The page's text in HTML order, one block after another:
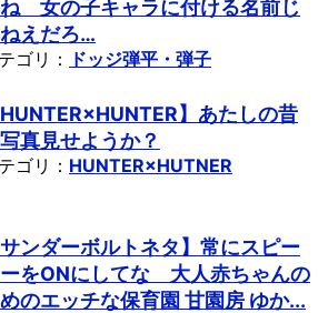
女の子キャラに付ける名前じ
えだろ…
ゴリ： ドッジ弾平・弾子
HUNTER×HUNTER】あたしの昔
真見せようか？
ゴリ： HUNTER×HUTNER
サンダーボルトネタ】常にスピー
をONにしてな 大人赤ちゃんの
のエッチな保育園 甘園房 ゆか...